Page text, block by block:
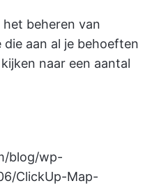
beheren van
aan al je behoeften
naar een aantal
blog/wp-
ClickUp-Map-